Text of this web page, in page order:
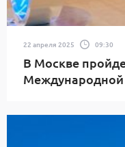
22 апреля 2025 09:30
В Москве